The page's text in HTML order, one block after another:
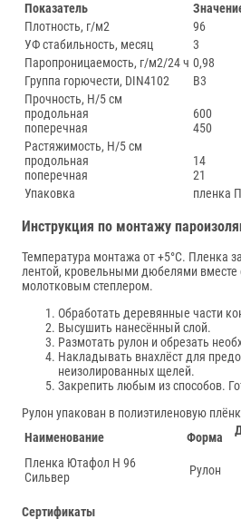
Показатель
Плотность, г/м2
96
УФ стабильность, месяц
3
Паропроницаемость, г/м2/24 ч 0,98
Группа горючести, DIN4102
В3
Прочность, Н/5 см
продольная
поперечная
600
450
Растяжимость, Н/5 см
продольная
поперечная
14
21
Упаковка
пленка
Инструкция по монтажу
Температура монтажа от +5°С. Пленка
лентой, кровельными дюбелями вместе
молотковым степлером.
Обработать деревянные части
Высушить нанесённый слой.
Размотать рулон и обрезать
Накладывать внахлёст для
неизолированных щелей.
Закрепить любым из способов.
Рулон упакован в полиэтиленовую
Наименование
Форма
Пленка Ютафол Н 96
Сильвер
Рулон
Сертификаты